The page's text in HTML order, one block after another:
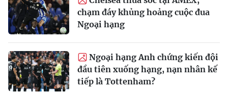
chạm đáy khủng hoảng cuộc đua
Ngoại hạng
Ngoại hạng Anh chứng kiến đội
đầu tiên xuống hạng, nạn nhân kế
tiếp là Tottenham?